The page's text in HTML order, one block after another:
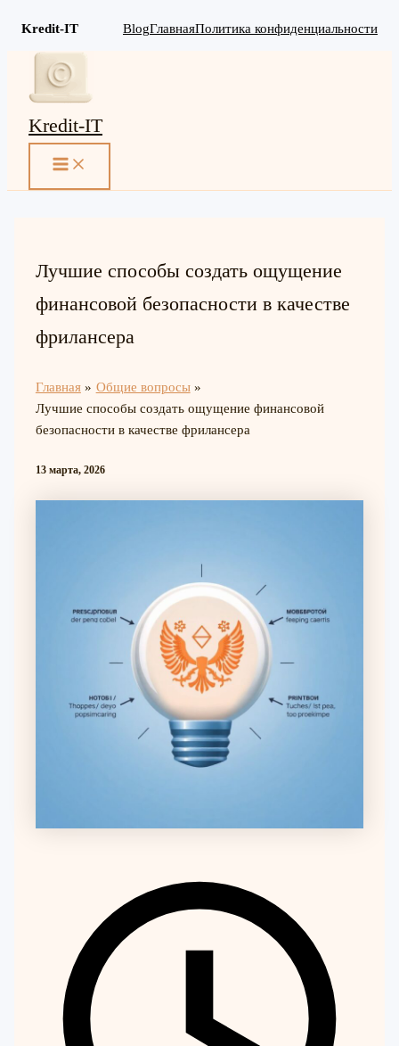
Kredit-IT BlogГлавнаяПолитика конфиденциальности
Перейти
содержимому
Kredit-IT
MAIN
Лучшие способы создать ощущение
финансовой безопасности в качестве
фрилансера
Главная
Общие вопросы
Лучшие способы создать ощущение финансовой
безопасности в качестве фрилансера
13 марта, 2026